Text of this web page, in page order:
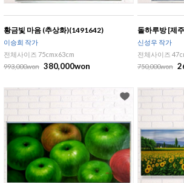
황금빛 마음 (추상화)(1491642)
이승희 작가
전체사이즈 75cmx63cm
993,000won 380,000won
돌하루방 [제
신성우 작가
전체사이즈
750,000won